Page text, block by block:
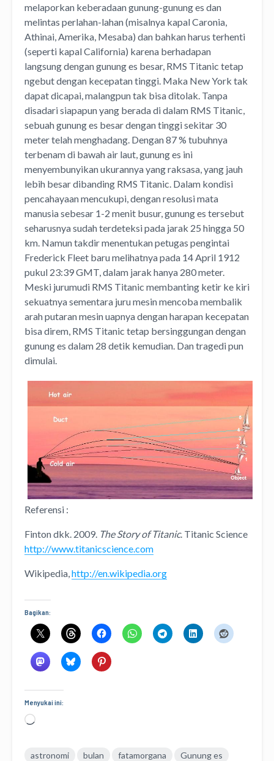
melaporkan keberadaan gunung-gunung es dan
melintas perlahan-lahan (misalnya kapal Caronia,
Athinai, Amerika, Mesaba) dan bahkan harus terhenti
(seperti kapal California) karena berhadapan
langsung dengan gunung es besar, RMS Titanic tetap
ngebut dengan kecepatan tinggi. Maka New York tak
dapat dicapai, malangpun tak bisa ditolak. Tanpa
disadari siapapun yang berada di dalam RMS Titanic,
sebuah gunung es besar dengan tinggi sekitar 30
meter telah menghadang. Dengan 87 % tubuhnya
terbenam di bawah air laut, gunung es ini
menyembunyikan ukurannya yang raksasa, yang jauh
lebih besar dibanding RMS Titanic. Dalam kondisi
pencahayaan mencukupi, dengan resolusi mata
manusia sebesar 1-2 menit busur, gunung es tersebut
seharusnya sudah terdeteksi pada jarak 25 hingga 50
km. Namun takdir menentukan petugas pengintai
Frederick Fleet baru melihatnya pada 14 April 1912
pukul 23:39 GMT, dalam jarak hanya 280 meter.
Meski jurumudi RMS Titanic membanting ketir ke kiri
sekuatnya sementara juru mesin mencoba membalik
arah putaran mesin uapnya dengan harapan kecepatan
bisa direm, RMS Titanic tetap bersinggungan dengan
gunung es dalam 28 detik kemudian. Dan tragedi pun
dimulai.
Referensi :
Finton dkk. 2009. The Story of Titanic. Titanic Science
http://www.titanicscience.com
Wikipedia,http://en.wikipedia.org
Bagikan:
Menyukai ini:
Memuat...
astronomi bulan fatamorgana Gunung es